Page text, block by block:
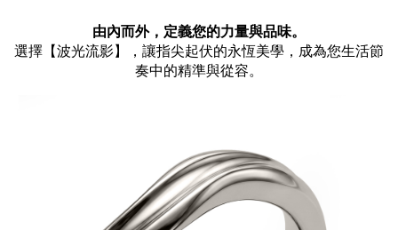
由內而外，定義您的力量與品味。
選擇【波光流影】，讓指尖起伏的永恆美學，成為您生活節
奏中的精準與從容。